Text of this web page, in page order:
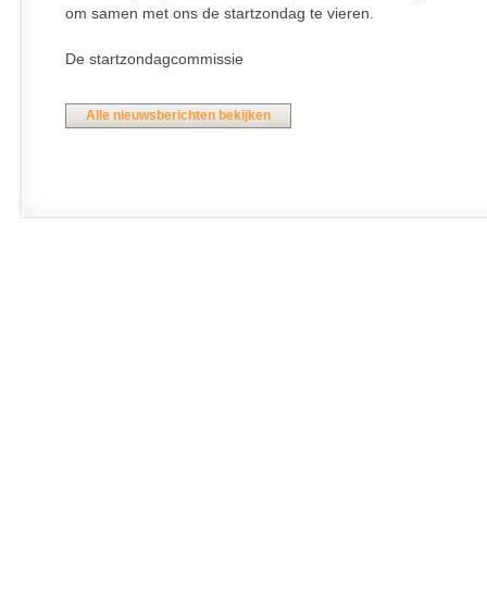
om samen met ons de startzondag te vieren.
De startzondagcommissie
Alle nieuwsberichten bekijken